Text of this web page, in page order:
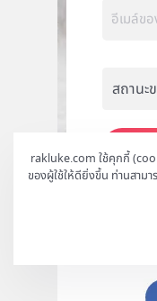
rakluke.com ใช้คุกกี้
ของผู้ใช้ให้ดียิ่งขึ้น ท่านสามา